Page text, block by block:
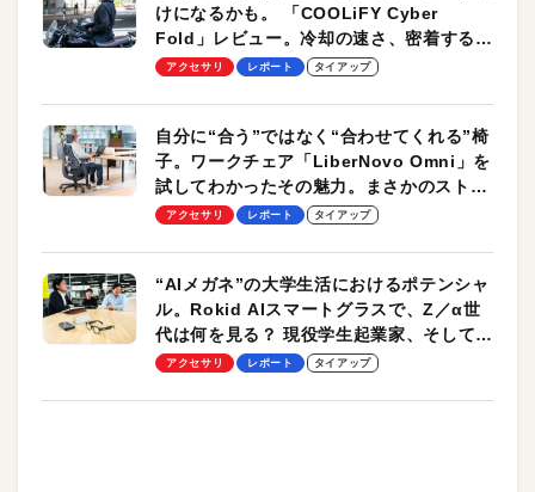
けになるかも。 「COOLiFY Cyber
Fold」レビュー。冷却の速さ、密着する冷
却プレート、シンプルな操作性がグッド！
アクセサリ レポート タイアップ
自分に“合う”ではなく“合わせてくれる”椅
子。ワークチェア「LiberNovo Omni」を
試してわかったその魅力。まさかのストレ
ッチ機能も搭載
アクセサリ レポート タイアップ
“AIメガネ”の大学生活におけるポテンシャ
ル。Rokid AIスマートグラスで、Z／α世
代は何を見る？ 現役学生起業家、そして教
授による体験会レポート【PR】
アクセサリ レポート タイアップ